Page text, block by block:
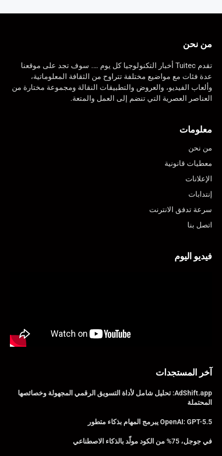
من نحن
تقدم Tuitec أخبار التكنولوجيا كل يوم …. سوف تجد على موقعنا
عدة فئات مع مواضيع مختلفة تتراوح من الثقافة المعلوماتية،
وألعاب الفيديو، والعروض والتطبيقات النقالة ومجموعة مختارة من
العناصر العصرية التي تنضم إلى العمل والمتعة.
معلومات
من نحن
معطيات قانونية
الإعلانات
إنتدابات
سرعة تدفق الانترنت
اتصل بنا
فيديو اليوم
آخر المستجدات
AdShift.app: تحليل شامل لأداة التسويق الرقمي المجهولة وخصائصها
المحتملة
OpenAI: GPT-5.5 يبرمج المهام بذكاء متطور
في جوجل، 75% من الكود مولّد بالذكاء الاصطناعي